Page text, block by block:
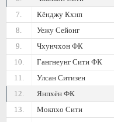
7.
Кёнджу Кхнп
8.
Уежу Сейонг
9.
Чхунчхон ФК
10.
Гангнеунг Сити ФК
11.
Улсан Ситизен
12.
Янпхён ФК
13.
Мокпхо Сити